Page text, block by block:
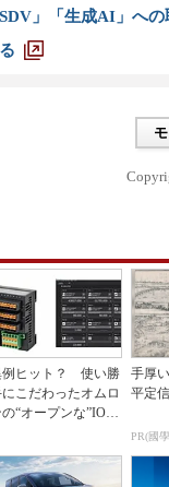
」「生成AI」への
例ヒット？ 使い勝
こだわったオムロ
の“オープンな”IO-L
手厚
平定
PR(國